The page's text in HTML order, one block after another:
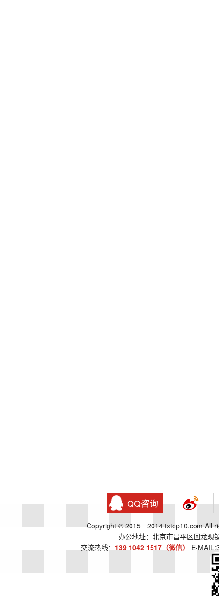
QQ咨询
Copyright © 2015 - 2014 txtop10.com All
办公地址：北京市昌平区回龙观
交流热线：139 1042 1517（微信）E-